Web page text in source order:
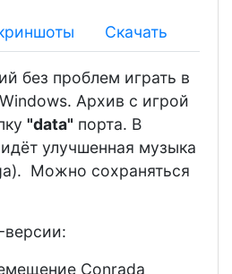
Скачать
без проблем играть в
Архив с игрой
"data" порта. В
улучшенная музыка
Можно сохраняться
версии:
Conrada